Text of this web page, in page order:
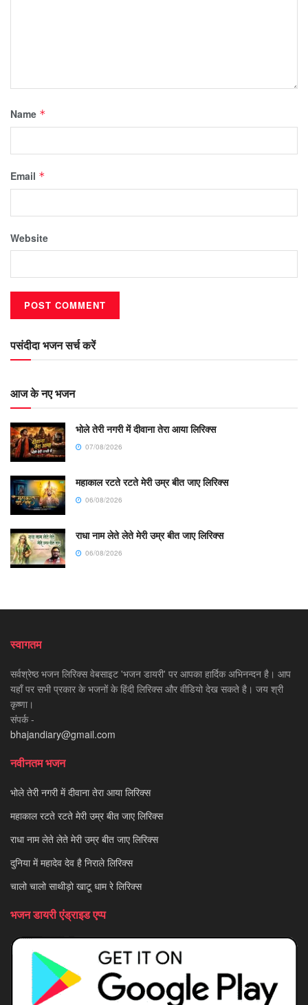
Name *
Email *
Website
पसंदीदा भजन सर्च करें
आज के नए भजन
भोले तेरी नगरी में दीवाना तेरा आया लिरिक्स
07/08/2026
महाकाल रटते रटते मेरी उम्र बीत जाए लिरिक्स
06/08/2026
राधा नाम लेते लेते मेरी उम्र बीत जाए लिरिक्स
06/08/2026
स्वागतम
सर्वश्रेष्ठ भजन लिरिक्स वेबसाइट 'भजन डायरी' पर आपका हार्दिक अभिनन्दन है। आप
यहाँ पर सभी प्रकार के भजनों के हिंदी लिरिक्स और वीडियो देख सकते है। जय श्री
कृष्णा।
संपर्क -
bhajandiary@gmail.com
नवीनतम भजन
भोले तेरी नगरी में दीवाना तेरा आया लिरिक्स
महाकाल रटते रटते मेरी उम्र बीत जाए लिरिक्स
राधा नाम लेते लेते मेरी उम्र बीत जाए लिरिक्स
दुनिया में महादेव देव है निराले लिरिक्स
चालो चालो साथीड़ो खाटू धाम रे लिरिक्स
भजन डायरी एंड्राइड एप्प